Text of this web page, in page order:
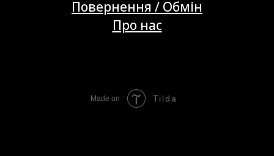
Повернення / Обмін
Про нас
Made on Tilda